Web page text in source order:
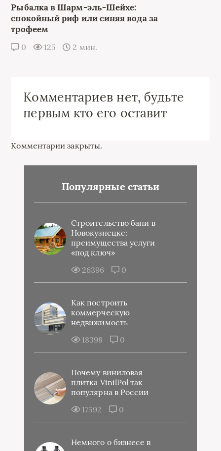
Рыбалка в Шарм-эль-Шейхе:
спокойный риф или синяя вода за
трофеем
0 125 2 мин.
Комментариев нет, будьте
первым кто его оставит
Комментарии закрыты.
Популярные статьи
Строительство бани в
Новокузнецке:
преимущества услуги
«под ключ»
26396
0
Как построить
коммерческую
недвижимость
18398
0
Почему виниловая
плитка VinilPol так
популярна в России
17592
0
Немного о бизнесе в